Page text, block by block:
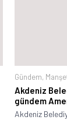
Gündem,
Akdeniz
gündem
Akdeniz